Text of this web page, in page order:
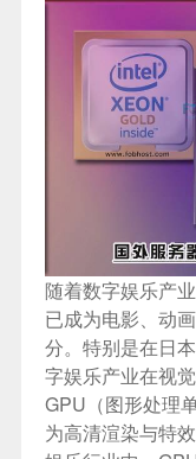
随着数字娱乐产
已成为电影、动
分。特别是在日
字娱乐产业在视
GPU（图形处理
为高清渲染与特